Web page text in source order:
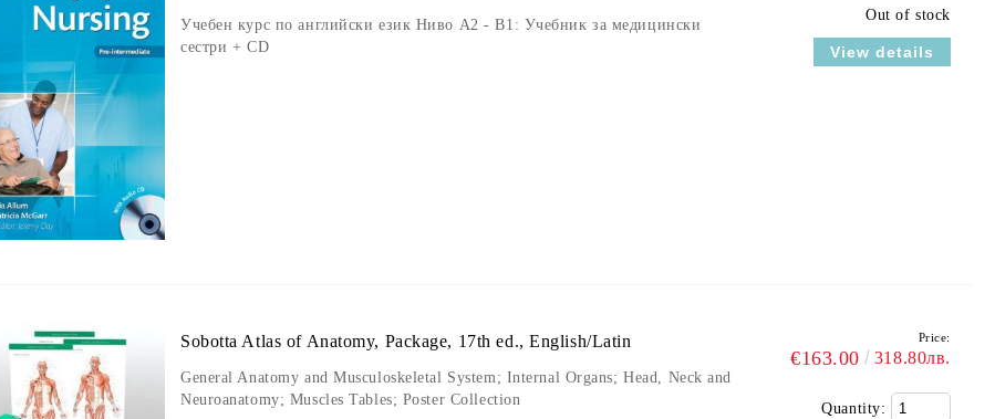
Учебен курс по английски език Ниво A2 - B1: Учебник за медицински
сестри + CD
Out of stock
View details
Sobotta Atlas of Anatomy, Package, 17th ed., English/Latin
General Anatomy and Musculoskeletal System; Internal Organs; Head, Neck and
Neuroanatomy; Muscles Tables; Poster Collection
Price:
€163.00 318.80лв.
Quantity: